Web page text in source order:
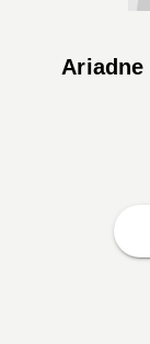
Ariadne